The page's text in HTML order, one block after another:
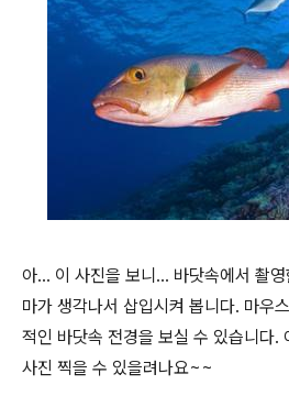
아... 이 사진을 보니... 바닷속에서 촬
마가 생각나서 삽입시켜 봅니다. 마우
적인 바닷속 전경을 보실 수 있습니다.
사진 찍을 수 있을려나요~~